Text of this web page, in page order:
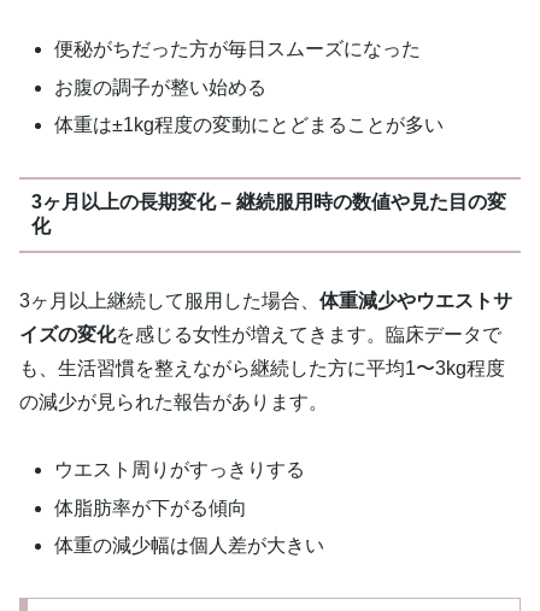
便秘がちだった方が毎日スムーズになった
お腹の調子が整い始める
体重は±1kg程度の変動にとどまることが多い
3ヶ月以上の長期変化 – 継続服用時の数値や見た目の変
化
3ヶ月以上継続して服用した場合、 体重減少やウエストサ
イズの変化を感じる女性が増えてきます。臨床データで
も、生活習慣を整えながら継続した方に平均1〜3kg程度
の減少が見られた報告があります。
ウエスト周りがすっきりする
体脂肪率が下がる傾向
体重の減少幅は個人差が大きい